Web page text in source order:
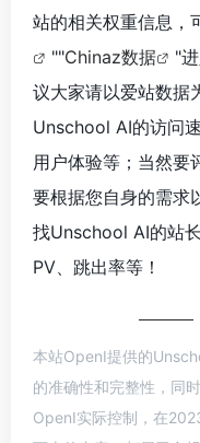
站的相关权重信息，
""Chinaz数据
"
议大家请以爱站数据
Unschool AI的访问
用户体验等；当然要
要根据您自身的需求
找Unschool AI的站
PV、跳出率等！
本站OpenI提供的
的准确性和完整性，同
OpenI实际控制，在